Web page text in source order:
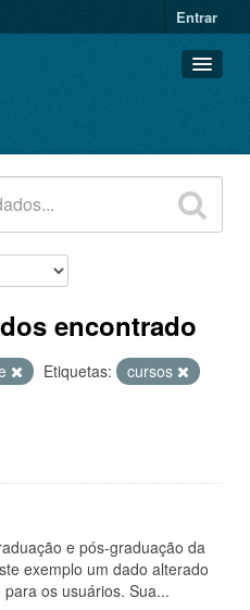
Entrar
encontrado
Etiquetas:
cursos
e pós-graduação da
exemplo um dado alterado
os usuários. Sua...